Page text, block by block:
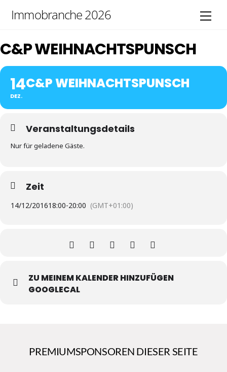
Immobranche 2026
C&P WEIHNACHTSPUNSCH
14
DEZ.
C&P WEIHNACHTSPUNSCH
Veranstaltungsdetails
Nur für geladene Gäste.
Zeit
14/12/201618:00-20:00 (GMT+01:00)
ZU MEINEM KALENDER HINZUFÜGEN
GOOGLECAL
PREMIUMSPONSOREN DIESER SEITE